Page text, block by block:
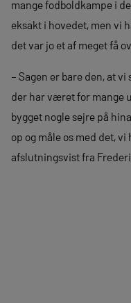
mange fodboldkampe i
eksakt i hovedet, men vi
det var jo et af meget få
– Sagen er bare den, at
der har været for mange
bygget nogle sejre på
op og måle os med det,
afslutningsvist fra